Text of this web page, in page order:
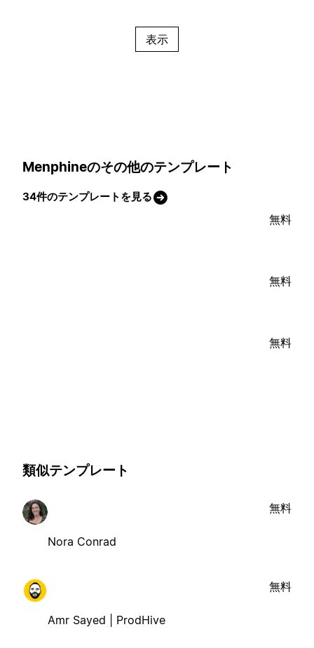
表示
Menphineのその他のテンプレート
34件のテンプレートを見る
無料
無料
無料
類似テンプレート
Nora Conrad
無料
Amr Sayed | ProdHive
無料